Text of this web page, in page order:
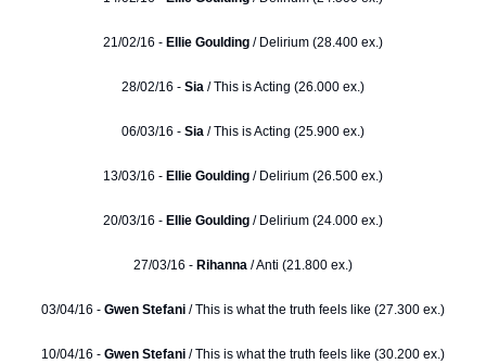
21/02/16 - Ellie Goulding / Delirium (28.400 ex.)
28/02/16 - Sia / This is Acting (26.000 ex.)
06/03/16 - Sia / This is Acting (25.900 ex.)
13/03/16 - Ellie Goulding / Delirium (26.500 ex.)
20/03/16 - Ellie Goulding / Delirium (24.000 ex.)
27/03/16 - Rihanna / Anti (21.800 ex.)
03/04/16 - Gwen Stefani / This is what the truth feels like (27.300 ex.)
10/04/16 - Gwen Stefani / This is what the truth feels like (30.200 ex.)